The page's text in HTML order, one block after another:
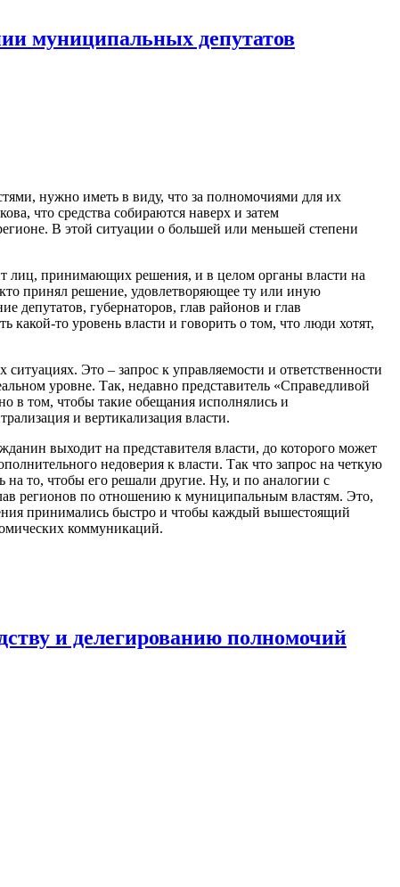
муниципальных депутатов
нужно иметь в виду, что за полномочиями для их
что средства собираются наверх и затем
В этой ситуации о большей или меньшей степени
лиц, принимающих решения, и в целом органы власти на
принял решение, удовлетворяющее ту или иную
губернаторов, глав районов и глав
то уровень власти и говорить о том, что люди хотят,
Это – запрос к управляемости и ответственности
уровне. Так, недавно представитель «Справедливой
в том, чтобы такие обещания исполнялись и
и вертикализация власти.
выходит на представителя власти, до которого может
недоверия к власти. Так что запрос на четкую
на то, чтобы его решали другие. Ну, и по аналогии с
регионов по отношению к муниципальным властям. Это,
принимались быстро и чтобы каждый вышестоящий
коммуникаций.
и делегированию полномочий